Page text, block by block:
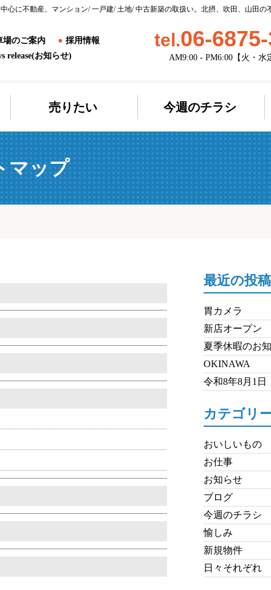
心に不動産、マンション/ 一戸建/ 土地/ 中古新築の取扱い。北摂、吹田、山田
場のご案内
採用情報
release(お知らせ)
tel.06-
AM9:00 - PM6:00【火・水
売りたい 今週のチラシ
マップ
最近の投稿
胃カメラ
新店オープン
夏季休暇のお
OKINAWA
令和8年8月1日
カテゴリ
おいしいもの
お仕事
お知らせ
ブログ
今週のチラシ
愉しみ
新規物件
日々それぞれ